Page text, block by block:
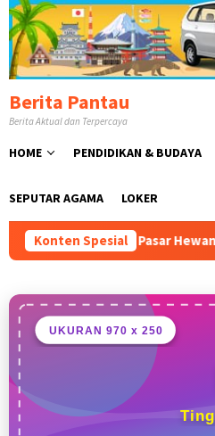
Loncat
konten
Berita Pantau
Berita Aktual dan Terpercaya
HOME PENDIDIKAN & BUDAYA
SEPUTAR AGAMA LOKER
Konten Spesial
Jonggol, Perkuat Ekonomi
UKURAN 970 x 250